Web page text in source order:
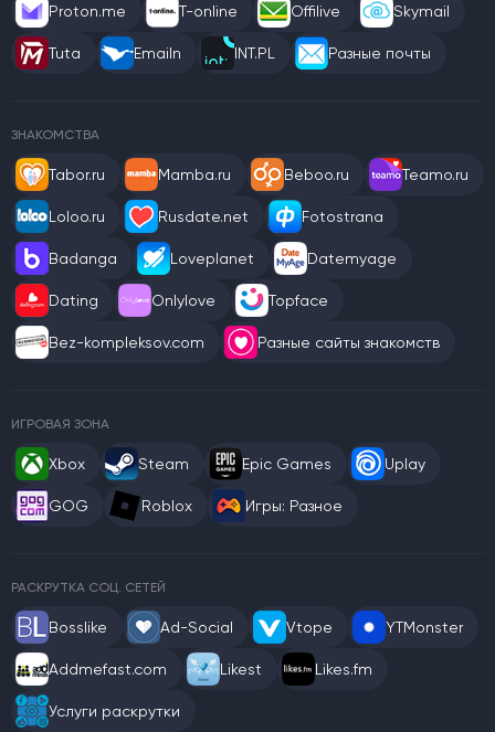
Proton.me T-online Offilive Skymail
Tuta Emailn INT.PL Разные почты
ЗНАКОМСТВА
Tabor.ru Mamba.ru Beboo.ru Teamo.ru
Loloo.ru Rusdate.net Fotostrana
Badanga Loveplanet Datemyage
Dating Onlylove Topface
Bez-kompleksov.com Разные сайты знакомств
ИГРОВАЯ ЗОНА
Xbox Steam Epic Games Uplay
GOG Roblox Игры: Разное
РАСКРУТКА СОЦ. СЕТЕЙ
Bosslike Ad-Social Vtope YTMonster
Addmefast.com Likest Likes.fm
Услуги раскрутки